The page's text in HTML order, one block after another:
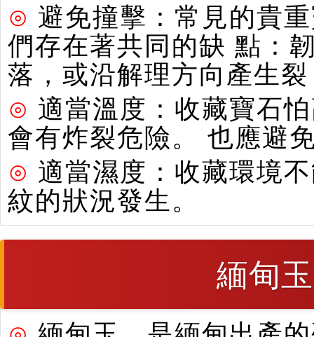
⊙ 避免撞擊：常見的貴
們存在著共同的缺 點：
落，或沿解理方向產生
⊙ 適當溫度：收藏寶石
會有炸裂危險。 也應避
⊙ 適當濕度：收藏環境
紋的狀況發生。
緬甸